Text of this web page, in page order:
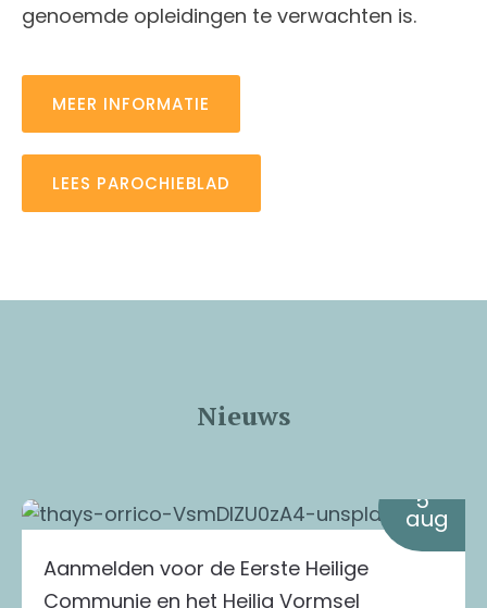
genoemde opleidingen te verwachten is.
MEER INFORMATIE
LEES PAROCHIEBLAD
Nieuws
5
aug
Aanmelden voor de Eerste Heilige
Communie en het Heilig Vormsel